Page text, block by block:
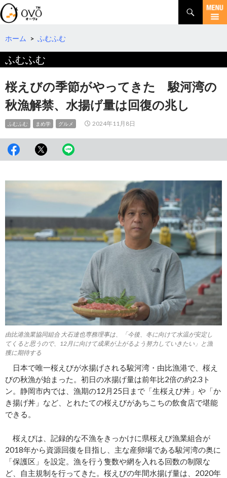
検
索
コ
テ
へ
動
ホーム > ふむふむ
ふむふむ
桜えびの季節がやってきた 駿河湾の
秋漁解禁、水揚げ量は回復の兆し
ふむふむ まめ学 グルメ 2024年11月8日
由比港漁業協同組合 大石達也専務理事は、「今後、冬に向けて水温が安定し
てくると思うので、12月に向けて成果が上がるよう努力していきたい」と漁
獲に期待する
日本で唯一桜えびが水揚げされる駿河湾・由比漁港で、桜え
びの秋漁が始まった。初日の水揚げ量は前年比2倍の約2.3ト
ン。静岡市内では、漁期の12月25日まで「生桜えび丼」や「か
き揚げ丼」など、とれたての桜えびがあちこちの飲食店で堪能
できる。
桜えびは、記録的な不漁をきっかけに県桜えび漁業組合が
2018年から資源回復を目指し、主な産卵場である駿河湾の奥に
「保護区」を設定。漁を行う隻数や網を入れる回数の制限な
ど、自主規制を行ってきた。桜えびの年間水揚げ量は、2020年